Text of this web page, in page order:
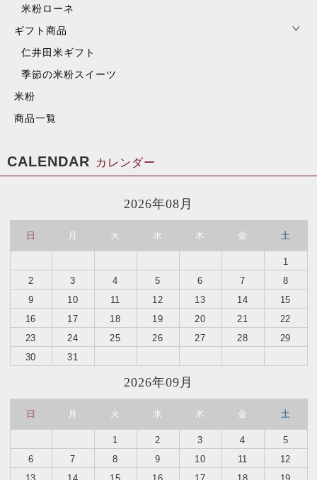
米粉ローネ
ギフト商品
仁井田米ギフト
季節の米粉スイーツ
米粉
商品一覧
CALENDAR カレンダー
2026年08月
日 月 火 水 木 金 土
1
2
3 4 5 6 7
8
9
10 11 12 13 14
15
16
17 18 19 20 21
22
23
24 25 26 27 28
29
30
31
2026年09月
日 月 火 水 木 金 土
1 2 3 4
5
6
7 8 9 10 11
12